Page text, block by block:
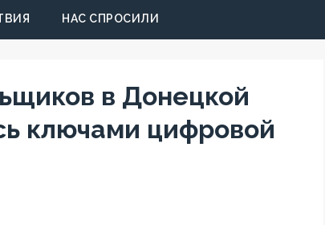
НАС СПРОСИЛИ
в Донецкой
ключами цифровой